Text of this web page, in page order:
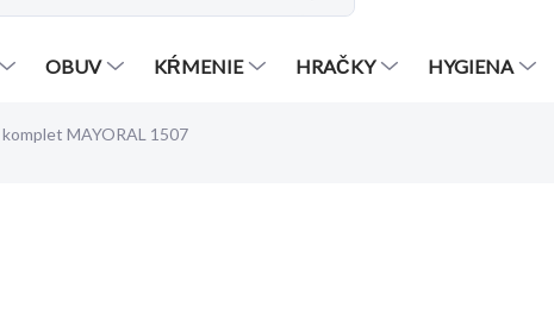
OBUV KŔMENIE HRAČKY HYGIENA
MAYORAL 1507